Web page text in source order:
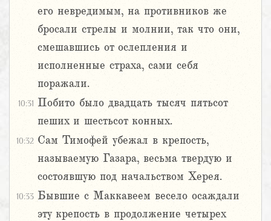
его невредимым, на противников же
бросали стрелы и молнии, так что они,
смешавшись от ослепления и
исполненные страха, сами себя
поражали.
10:31 Побито было двадцать тысяч пятьсот
пеших и шестьсот конных.
10:32 Сам Тимофей убежал в крепость,
называемую Газара, весьма твердую и
состоявшую под начальством Херея.
10:33 Бывшие с Маккавеем весело осаждали
эту крепость в продолжение четырех